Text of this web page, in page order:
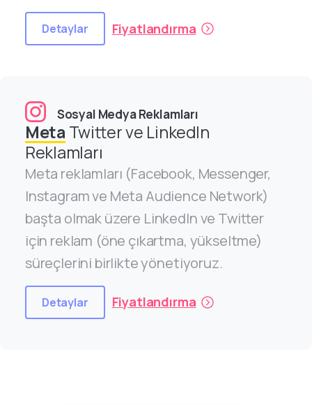
Detaylar Fiyatlandırma
Sosyal Medya Reklamları
Meta Twitter ve LinkedIn
Reklamları
Meta reklamları (Facebook, Messenger,
Instagram ve Meta Audience Network)
başta olmak üzere LinkedIn ve Twitter
için reklam (öne çıkartma, yükseltme)
süreçlerini birlikte yönetiyoruz.
Detaylar Fiyatlandırma